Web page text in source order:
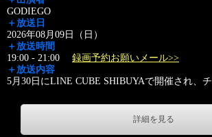
GODIEGO
＋放送日
2026年08月09日（日）
＋放送時間
19:00 - 21:00 録画予約お願いメール>>
＋放送内容
5月30日にLINE CUBE SHIBUYAで開催され、チ
詳細を見る